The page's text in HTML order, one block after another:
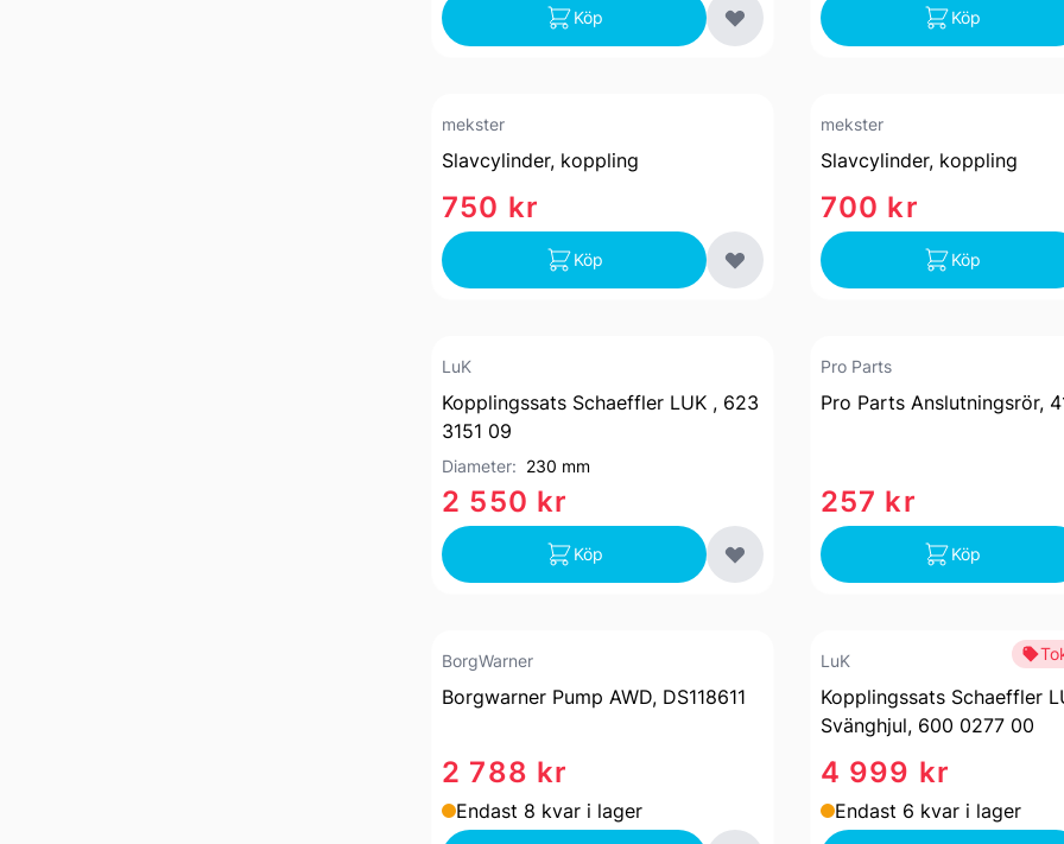
Köp Köp
mekster
Slavcylinder, koppling
750 kr
Köp
mekster
Slavcylinder, koppling
700 kr
Köp
LuK
Kopplingssats Schaeffler LUK , 623
3151 09
Diameter: 230 mm
2 550 kr
Köp
Pro Parts
Pro Parts Anslutningsrör,
257 kr
Köp
BorgWarner
Borgwarner Pump AWD, DS118611
2 788 kr
Endast 8 kvar i lager
LuK
Kopplingssats Schaeffler
Svänghjul, 600 0277 00
4 999 kr
Endast 6 kvar i lager